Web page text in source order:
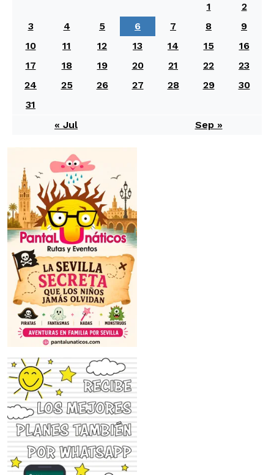
1
2
3
4 5 6 7 8
9
10
11 12 13 14 15
16
17
18 19 20 21 22
23
24
25 26 27 28 29
30
31
« Jul
Sep »